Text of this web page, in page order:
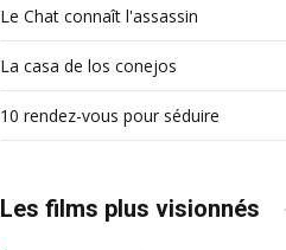
Le Chat connaît l'assassin
La casa de los conejos
10 rendez-vous pour séduire
Les films plus visionnés